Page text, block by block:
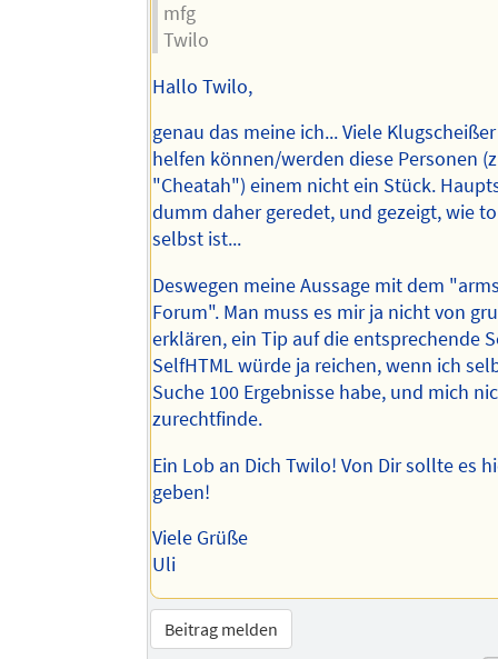
mfg
Twilo
Hallo Twilo,
genau das meine ich... Viele
helfen können/werden diese Personen
"Cheatah") einem nicht ein Stück.
dumm daher geredet, und gezeigt, wie
selbst ist...
Deswegen meine Aussage mit dem
Forum". Man muss es mir ja nicht von
erklären, ein Tip auf die entsprechende
SelfHTML würde ja reichen, wenn ich
Suche 100 Ergebnisse habe, und mich
zurechtfinde.
Ein Lob an Dich Twilo! Von Dir sollte es
geben!
Viele Grüße
Uli
Beitrag melden